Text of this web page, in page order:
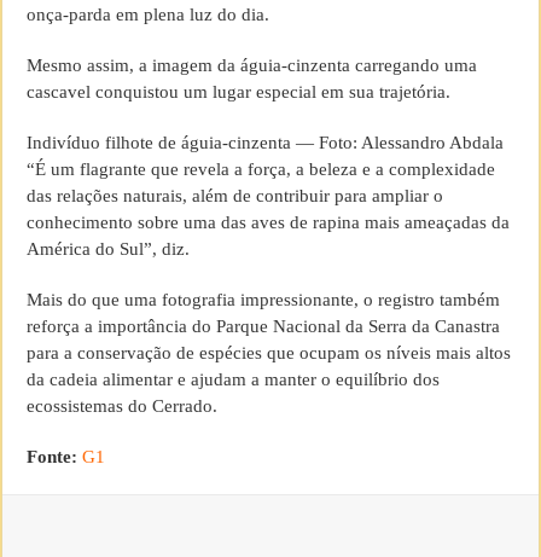
onça-parda em plena luz do dia.
Mesmo assim, a imagem da águia-cinzenta carregando uma
cascavel conquistou um lugar especial em sua trajetória.
Indivíduo filhote de águia-cinzenta — Foto: Alessandro Abdala
“É um flagrante que revela a força, a beleza e a complexidade
das relações naturais, além de contribuir para ampliar o
conhecimento sobre uma das aves de rapina mais ameaçadas da
América do Sul”, diz.
Mais do que uma fotografia impressionante, o registro também
reforça a importância do Parque Nacional da Serra da Canastra
para a conservação de espécies que ocupam os níveis mais altos
da cadeia alimentar e ajudam a manter o equilíbrio dos
ecossistemas do Cerrado.
Fonte: G1